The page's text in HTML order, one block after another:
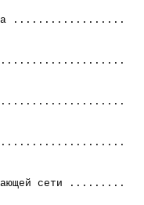
..................
.......................
сети .........